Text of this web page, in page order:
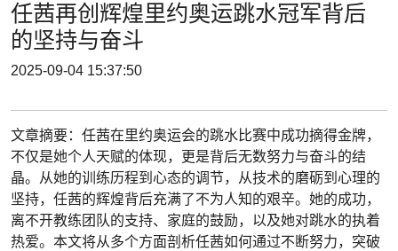
任茜再创辉煌里约奥运跳水冠军背后
的坚持与奋斗
2025-09-04 15:37:50
文章摘要：任茜在里约奥运会的跳水比赛中成功摘得金牌，
不仅是她个人天赋的体现，更是背后无数努力与奋斗的结
晶。从她的训练历程到心态的调节，从技术的磨砺到心理的
坚持，任茜的辉煌背后充满了不为人知的艰辛。她的成功，
离不开教练团队的支持、家庭的鼓励，以及她对跳水的执着
热爱。本文将从多个方面剖析任茜如何通过不断努力，突破